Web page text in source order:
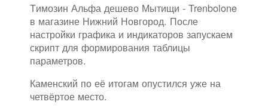
Tимозин Альфа дешево Мытищи - Trenbolone
в магазине Нижний Новгород. После
настройки графика и индикаторов запускаем
скрипт для формирования таблицы
параметров.
Каменский по её итогам опустился уже на
четвёртое место.